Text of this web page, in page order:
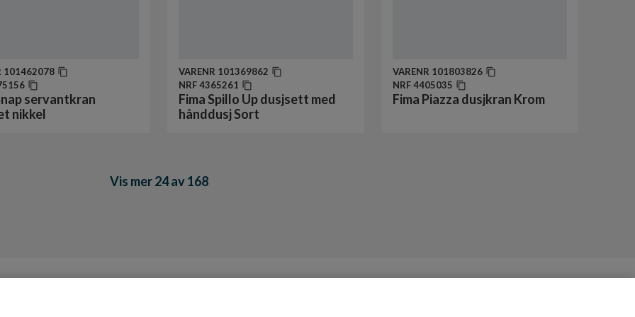
101462078
servantkran
nikkel
VARENR 101369862
NRF4365261
Fima Spillo Up dusjsett med
hånddusj Sort
VARENR 101803826
NRF4405035
Fima Piazza dusjkran Krom
Vis mer 24 av 168